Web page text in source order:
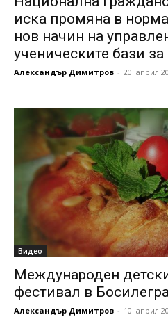
иска промяна в
нов начин на
ученическите бази
Александър Димитров - 20. април
Видео
Международен
фестивал в
Александър Димитров - 10. април